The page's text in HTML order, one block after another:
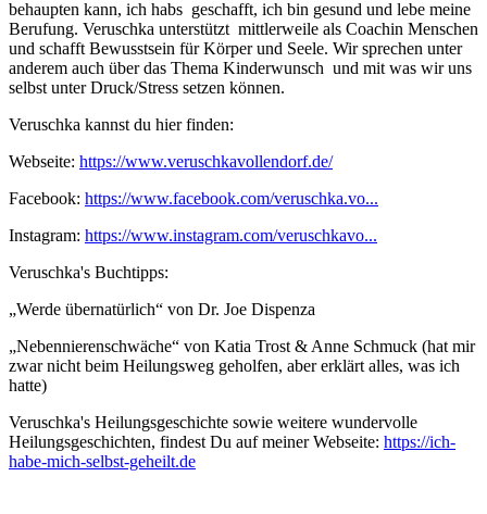
behaupten kann, ich habs geschafft, ich bin gesund und lebe meine
Berufung. Veruschka unterstützt mittlerweile als Coachin Menschen
und schafft Bewusstsein für Körper und Seele. Wir sprechen unter
anderem auch über das Thema Kinderwunsch und mit was wir uns
selbst unter Druck/Stress setzen können.
Veruschka kannst du hier finden:
Webseite: https://www.veruschkavollendorf.de/
Facebook: https://www.facebook.com/veruschka.vo...
Instagram: https://www.instagram.com/veruschkavo...
Veruschka's Buchtipps:
„Werde übernatürlich“ von Dr. Joe Dispenza
„Nebennierenschwäche“ von Katia Trost & Anne Schmuck (hat mir
zwar nicht beim Heilungsweg geholfen, aber erklärt alles, was ich
hatte)
Veruschka's Heilungsgeschichte sowie weitere wundervolle
Heilungsgeschichten, findest Du auf meiner Webseite: https://ich-
habe-mich-selbst-geheilt.de